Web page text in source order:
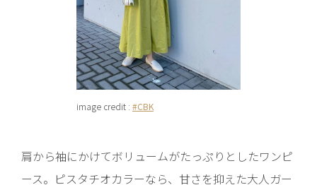
image credit : #CBK
肩から袖にかけてボリュームがたっぷりとしたワンピ
ース。ピスタチオカラーなら、甘さを抑えた大人ガー